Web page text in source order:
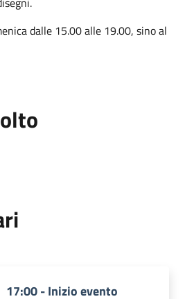
dalle 15.00 alle 19.00, sino al
17:00 - Inizio evento